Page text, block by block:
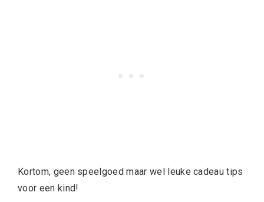
Kortom, geen speelgoed maar wel leuke cadeau tips
voor een kind!